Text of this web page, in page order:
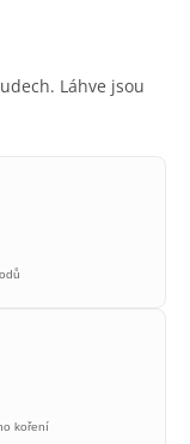
Láhve jsou
koření